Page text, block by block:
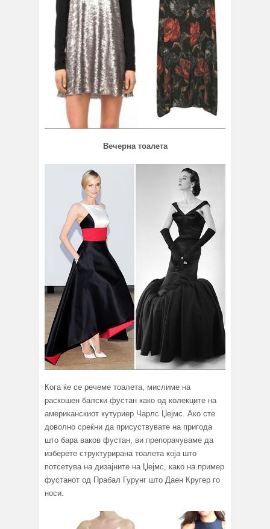
Вечерна тоалета
Кога ќе се речеме тоалета, мислиме на
раскошен балски фустан како од колекците на
американскиот кутуриер Чарлс Џејмс. Ако сте
доволно среќни да присуствувате на пригода
што бара ваков фустан, ви препорачуваме да
изберете структурирана тоалета која што
потсетува на дизајните на Џејмс, како на пример
фустанот од Прабал Гурунг што Даен Кругер го
носи.